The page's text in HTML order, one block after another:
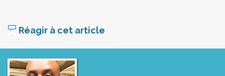
Réagir à cet article